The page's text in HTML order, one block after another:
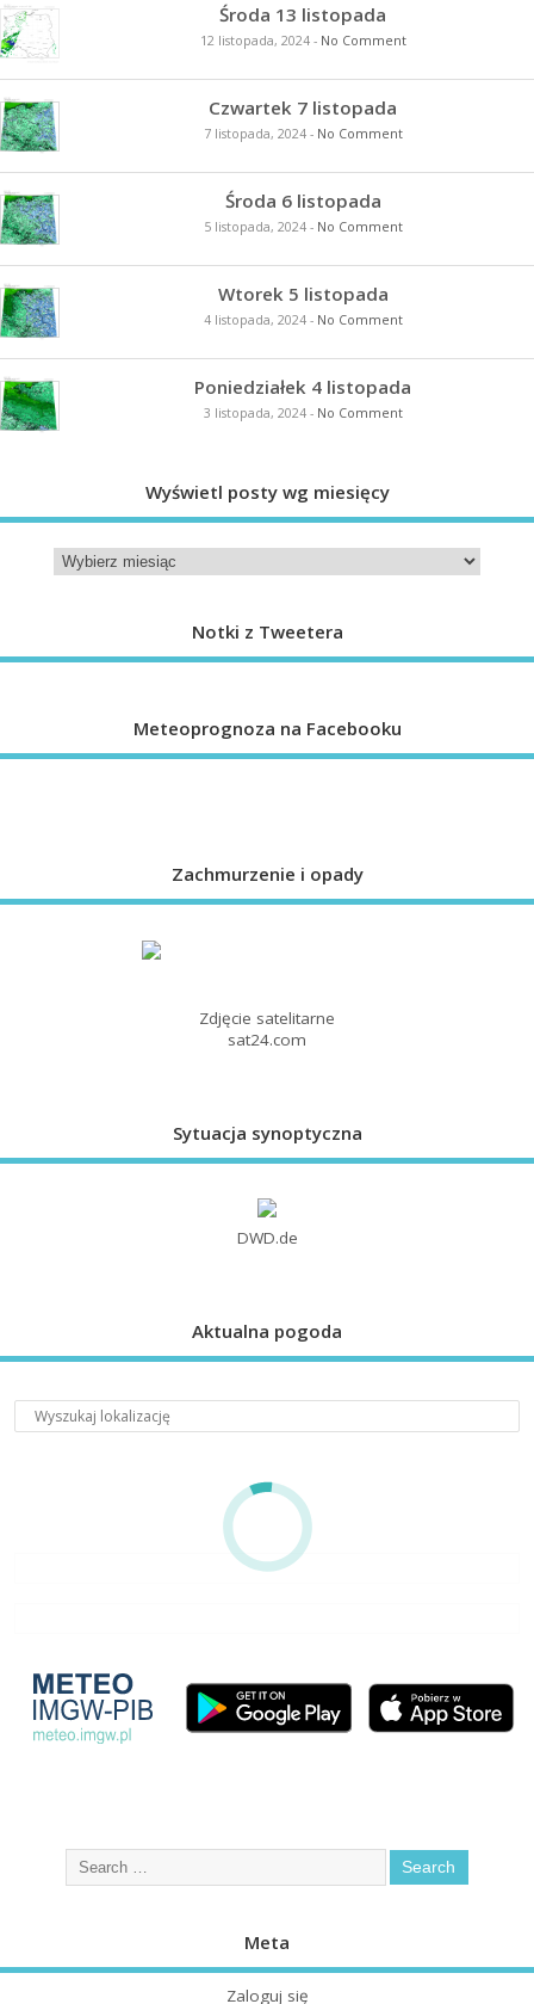
Środa 13 listopada
12 listopada, 2024- No Comment
Czwartek 7 listopada
7 listopada, 2024- No Comment
Środa 6 listopada
5 listopada, 2024- No Comment
Wtorek 5 listopada
4 listopada, 2024- No Comment
Poniedziałek 4 listopada
3 listopada, 2024- No Comment
Wyświetl posty wg miesięcy
Notki z Tweetera
Meteoprognoza na Facebooku
Zachmurzenie i opady
Zdjęcie satelitarne
sat24.com
Sytuacja synoptyczna
DWD.de
Aktualna pogoda
Meta
Zaloguj się